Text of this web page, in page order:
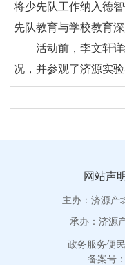
将少先队工作纳入德
先队教育与学校教育深
活动前，李文轩
况，并参观了济源实验
网站声
主办：济源产
承办：济源
政务服务便
备案号